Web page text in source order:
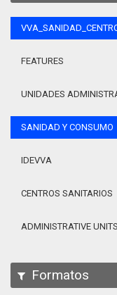
FEATURES
UNIDADES
SANIDAD Y CONSUMO
IDEVVA
CENTROS SANITARIOS
ADMINISTRATIVE UNITS
Formatos